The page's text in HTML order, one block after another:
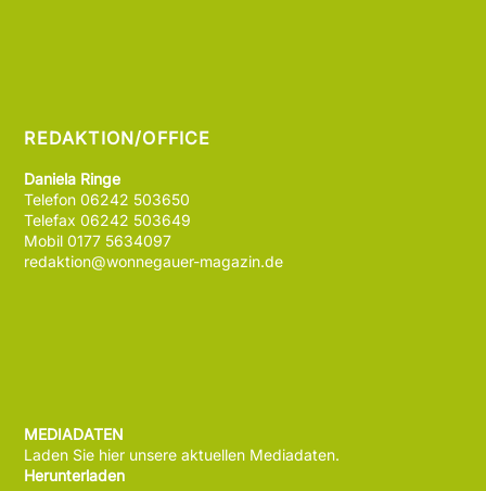
REDAKTION/OFFICE
Daniela Ringe
Telefon 06242 503650
Telefax 06242 503649
Mobil 0177 5634097
redaktion@wonnegauer-magazin.de
MEDIADATEN
Laden Sie hier unsere aktuellen Mediadaten.
Herunterladen